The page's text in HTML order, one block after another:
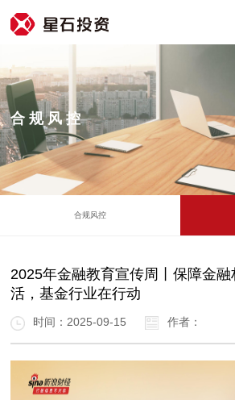
合规风控
合规风控
2025年金融教育宣传周丨保障金
活，基金行业在行动
时间：2025-09-15 作者：